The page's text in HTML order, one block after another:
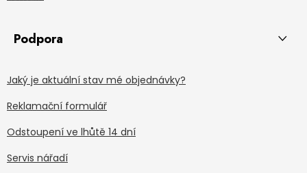
Podpora
Jaký je aktuální stav mé objednávky?
Reklamační formulář
Odstoupení ve lhůtě 14 dní
Servis nářadí